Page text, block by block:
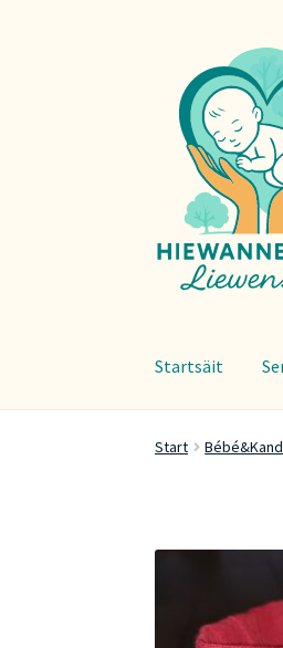
Navigation
springen
Inhalt
springen
Startsäit
Start Bébé&Kand